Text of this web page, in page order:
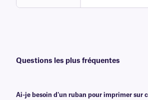
Questions les plus fréquentes
Ai-je besoin d'un ruban pour imprimer sur